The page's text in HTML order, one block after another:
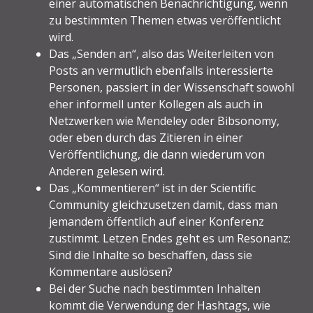
einer automatischen Benachrichtigung, wenn
zu bestimmten Themen etwas veröffentlicht
wird.
Das „Senden an“, also das Weiterleiten von
Posts an vermutlich ebenfalls interessierte
Personen, passiert in der Wissenschaft sowohl
eher informell unter Kollegen als auch in
Netzwerken wie Mendeley oder Bibsonomy,
oder eben durch das Zitieren in einer
Veröffentlichung, die dann wiederum von
Anderen gelesen wird.
Das „Kommentieren“ ist in der Scientific
Community gleichzusetzen damit, dass man
jemandem öffentlich auf einer Konferenz
zustimmt. Letzen Endes geht es um Resonanz:
Sind die Inhalte so beschaffen, dass sie
Kommentare auslösen?
Bei der Suche nach bestimmten Inhalten
kommt die Verwendung der Hashtags, wie